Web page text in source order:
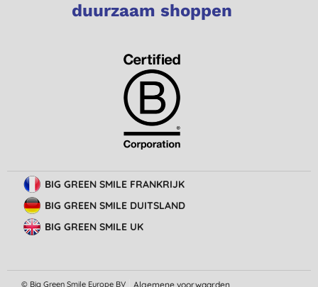
duurzaam shoppen
BIG GREEN SMILE FRANKRIJK
BIG GREEN SMILE DUITSLAND
BIG GREEN SMILE UK
© Big Green Smile Europe BV Algemene voorwaarden